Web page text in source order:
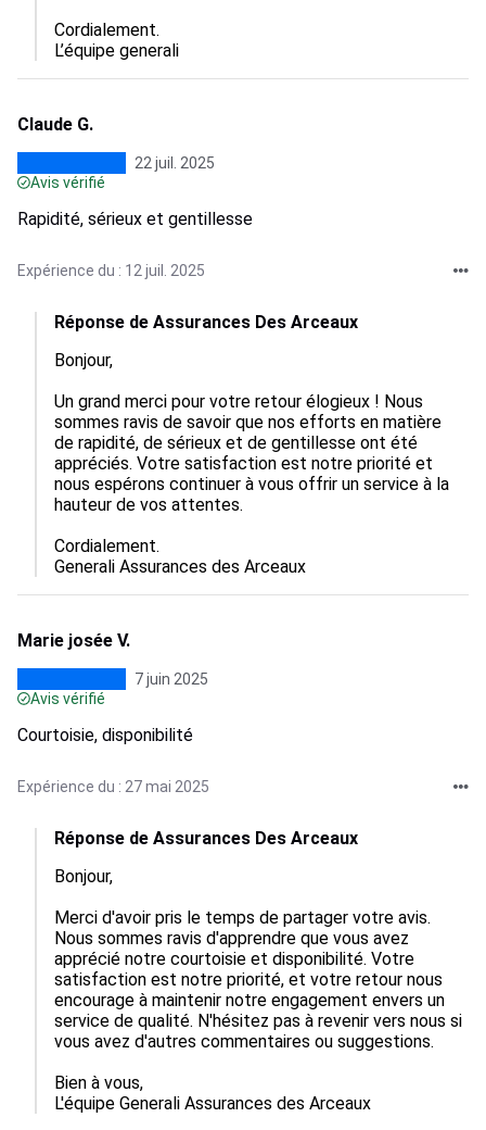
Cordialement.
L’équipe generali
Claude G.
22 juil. 2025
Avis vérifié
Rapidité, sérieux et gentillesse
Expérience du : 12 juil. 2025
Réponse de Assurances Des Arceaux
Bonjour,
Un grand merci pour votre retour élogieux ! Nous
sommes ravis de savoir que nos efforts en matière
de rapidité, de sérieux et de gentillesse ont été
appréciés. Votre satisfaction est notre priorité et
nous espérons continuer à vous offrir un service à la
hauteur de vos attentes.
Cordialement.
Generali Assurances des Arceaux
Marie josée V.
7 juin 2025
Avis vérifié
Courtoisie, disponibilité
Expérience du : 27 mai 2025
Réponse de Assurances Des Arceaux
Bonjour,
Merci d'avoir pris le temps de partager votre avis.
Nous sommes ravis d'apprendre que vous avez
apprécié notre courtoisie et disponibilité. Votre
satisfaction est notre priorité, et votre retour nous
encourage à maintenir notre engagement envers un
service de qualité. N'hésitez pas à revenir vers nous si
vous avez d'autres commentaires ou suggestions.
Bien à vous,
L'équipe Generali Assurances des Arceaux